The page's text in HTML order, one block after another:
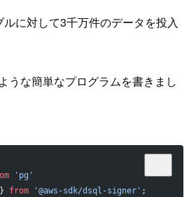
に対して3千万件のデータを投入
うな簡単なプログラムを書きまし
'pg'
from '@aws-sdk/dsql-signer' ;